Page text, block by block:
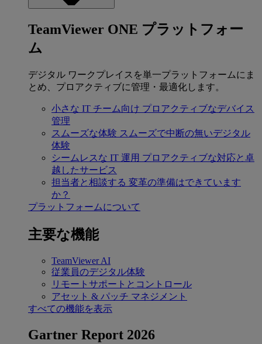
TeamViewer ONE プラットフォー
ム
デジタル ワークプレイスを単一プラットフォームにま
とめ、プロアクティブに管理・最適化します。
小さな IT チーム向け プロアクティブなデバイス
管理
スムーズな体験 スムーズで中断の無いデジタル
体験
シームレスな IT 運用 プロアクティブな対応と卓
越したサービス
担当者と相談する 変革の準備はできています
か？
プラットフォームについて
主要な機能
TeamViewer AI
従業員のデジタル体験
リモートサポートとコントロール
アセット & パッチ マネジメント
すべての機能を表示
Gartner Report 2026